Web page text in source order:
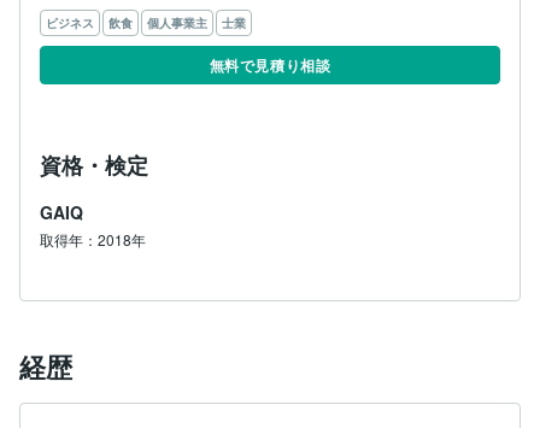
ビジネス 飲食 個人事業主 士業
無料で見積り相談
資格・検定
GAIQ
取得年：2018年
経歴